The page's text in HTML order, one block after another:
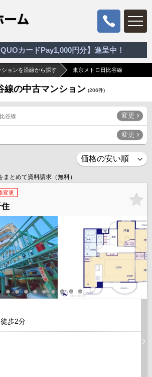
カードPay1,000円分】進呈中！
ションを沿線から探す 東京メトロ日比谷線
線の中古マンション (206件)
谷線 変更
変更
とめて資料請求（無料）
変更
住
歩2分